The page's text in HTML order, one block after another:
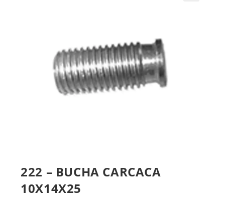
222 – BUCHA CARCACA
10X14X25